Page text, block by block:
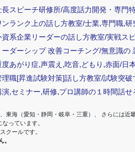
長スピーチ研修所/高度話力開発・専門
ンランク上の話し方教室/士業,専門職,
資系企業リーダーの話し方教室/実戦ス
ーダーシップ 改善コーチング/無意識の
度あがり症,声震え,吃音,どもり,赤面/日
理職[昇進試験対策]話し方教室/試験突
演,セミナー,研修,プロ講師の１時間話
海（愛知・静岡・岐阜・三重）、 さらには近
っています。
クールです。
。